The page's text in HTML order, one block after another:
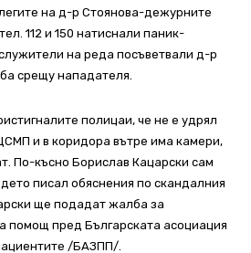
на д-р Стоянова-дежурните
112 и 150 натиснали паник-
на реда посъветвали д-р
срещу нападателя.
полицаи, че не е удрял
и в коридора вътре има камери,
По-късно Борислав Кацарски сам
писал обяснения по скандалния
ще подадат жалба за
помощ пред Българската асоциация
/БАЗПП/.